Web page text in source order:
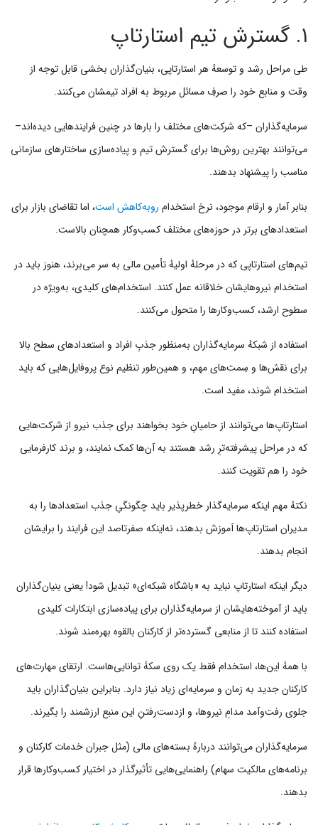
۱. گسترش تیم استارتاپ
طی مراحل رشد و توسعهٔ هر استارتاپی، بنیان‌گذاران بخشی قابل توجه از
وقت و منابع خود را صرفِ مسائل مربوط به افراد تیمشان می‌کنند.
سرمایه‌گذاران –که شرکت‌های مختلف را بارها در چنین فرایندهایی دیده‌اند–
می‌توانند بهترین روش‌ها برای گسترش تیم و پیاده‌سازی ساختارهای سازمانی
مناسب را پیشنهاد بدهند.
بنابر آمار و ارقام موجود، نرخ استخدام روبه‌کاهش است، اما تقاضای بازار برای
استعدادهای برتر در حوزه‌های مختلف کسب‌وکار همچنان بالاست.
تیم‌های استارتاپی که در مرحلهٔ اولیهٔ تأمین مالی به سر می‌برند، هنوز باید در
استخدام نیروهایشان خلاقانه عمل کنند. استخدام‌های کلیدی، به‌ویژه در
سطوح ارشد، کسب‌وکارها را متحول می‌کنند.
استفاده از شبکهٔ سرمایه‌گذاران به‌منظور جذبِ افراد و استعدادهای سطح بالا
برای نقش‌ها و سِمت‌های مهم، و همین‌طور تنظیم نوع پروفایل‌هایی که باید
استخدام شوند، مفید است.
استارتاپ‌ها می‌توانند از حامیانِ خود بخواهند برای جذب نیرو از شرکت‌هایی
که در مراحل پیشرفته‌ترِ رشد هستند به آن‌ها کمک نمایند، و برند کارفرمایی
خود را هم تقویت کنند.
نکتهٔ مهم اینکه سرمایه‌گذار خطرپذیر باید چگونگیِ جذب استعدادها را به
مدیران استارتاپ‌ها آموزش بدهند، نه‌اینکه صفرتاصد این فرایند را برایشان
انجام بدهند.
دیگر اینکه استارتاپ نباید به «باشگاه شبکه‌ای» تبدیل شود! یعنی بنیان‌گذاران
باید از آموخته‌هایشان از سرمایه‌گذاران برای پیاده‌سازی ابتکارات کلیدی
استفاده کنند تا از منابعی گسترده‌تر از کارکنان بالقوه بهره‌مند شوند.
با همهٔ این‌ها، استخدام فقط یک روی سکهٔ توانایی‌هاست. ارتقای مهارت‌های
کارکنان جدید به زمان و سرمایه‌ای زیاد نیاز دارد. بنابراین بنیان‌گذاران باید
جلوی رفت‌وآمد مدامِ نیروها، و ازدست‌رفتنِ این منبع ارزشمند را بگیرند.
سرمایه‌گذاران می‌توانند دربارهٔ بسته‌های مالی (مثل جبران خدمات کارکنان و
برنامه‌های مالکیت سهام) راهنمایی‌هایی تأثیرگذار در اختیار کسب‌وکارها قرار
بدهند.